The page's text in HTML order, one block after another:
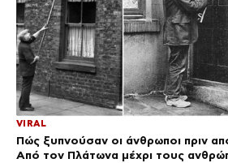
VIRAL
Πώς ξυπνούσαν οι άνθρωποι πριν
Από τον Πλάτωνα μέχρι τους